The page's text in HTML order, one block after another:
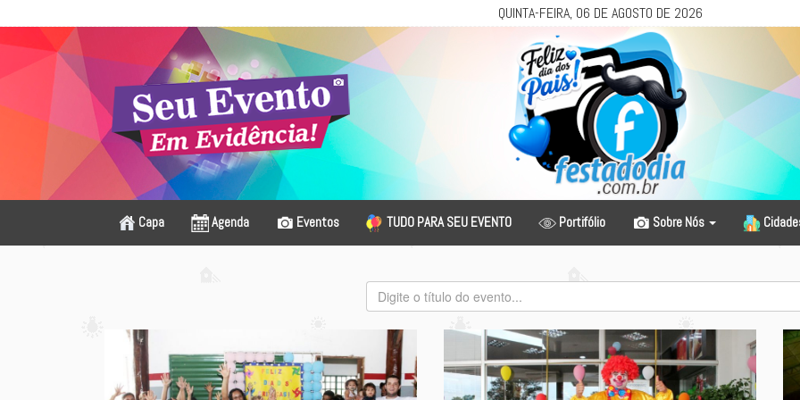
QUINTA-FEIRA, 06 DE AGOSTO DE 2026
Capa Agenda Eventos TUDO PARA SEU EVENTO Portifólio Sobre Nós